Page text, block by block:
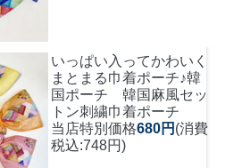
いっぱい入ってかわいく
まとまる巾着ポーチ♪韓
国ポーチ 韓国麻風セッ
トン刺繍巾着ポーチ
当店特別価格680円 (消費
税込:748円)